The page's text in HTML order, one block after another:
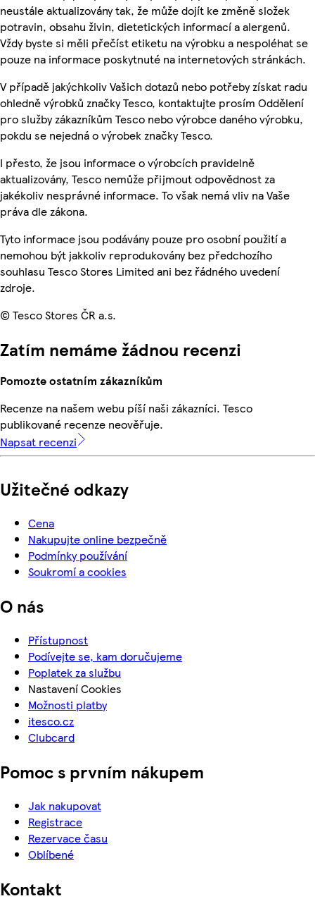
neustále aktualizovány tak, že může dojít ke změně složek
potravin, obsahu živin, dietetických informací a alergenů.
Vždy byste si měli přečíst etiketu na výrobku a nespoléhat se
pouze na informace poskytnuté na internetových stránkách.
V případě jakýchkoliv Vašich dotazů nebo potřeby získat radu
ohledně výrobků značky Tesco, kontaktujte prosím Oddělení
pro služby zákazníkům Tesco nebo výrobce daného výrobku,
pokdu se nejedná o výrobek značky Tesco.
I přesto, že jsou informace o výrobcích pravidelně
aktualizovány, Tesco nemůže přijmout odpovědnost za
jakékoliv nesprávné informace. To však nemá vliv na Vaše
práva dle zákona.
Tyto informace jsou podávány pouze pro osobní použití a
nemohou být jakkoliv reprodukovány bez předchozího
souhlasu Tesco Stores Limited ani bez řádného uvedení
zdroje.
© Tesco Stores ČR a.s.
Zatím nemáme žádnou recenzi
Pomozte ostatním zákazníkům
Recenze na našem webu píší naši zákazníci. Tesco
publikované recenze neověřuje.
Napsat recenzi
Užitečné odkazy
Cena
Nakupujte online bezpečně
Podmínky používání
Soukromí a cookies
O nás
Přístupnost
Podívejte se, kam doručujeme
Poplatek za službu
Nastavení Cookies
Možnosti platby
itesco.cz
Clubcard
Pomoc s prvním nákupem
Jak nakupovat
Registrace
Rezervace času
Oblíbené
Kontakt